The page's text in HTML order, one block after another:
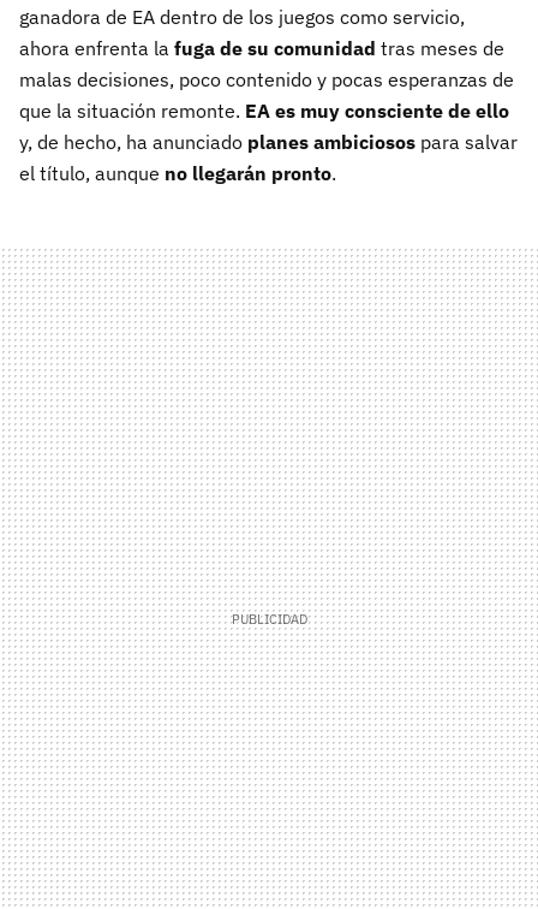
ganadora de EA dentro de los juegos como servicio,
ahora enfrenta la fuga de su comunidad tras meses de
malas decisiones, poco contenido y pocas esperanzas de
que la situación remonte. EA es muy consciente de ello
y, de hecho, ha anunciado planes ambiciosos para salvar
el título, aunque no llegarán pronto.